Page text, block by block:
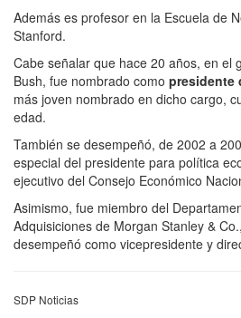
Además es profesor en la Escuela de
Stanford.
Cabe señalar que hace 20 años, en el
Bush, fue nombrado como presidente
más joven nombrado en dicho cargo,
edad.
También se desempeñó, de 2002 a
especial del presidente para política
ejecutivo del Consejo Económico
Asimismo, fue miembro del
Adquisiciones de Morgan Stanley &
desempeñó como vicepresidente y
SDP Noticias